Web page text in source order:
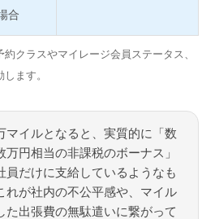
合
クラスやマイレージ会員ステータス、
ます。
マイルとなると、実質的に「数
万円相当の非課税のボーナス」
員だけに支給しているようなも
れが社内の不公平感や、マイル
た出張費の無駄遣いに繋がって